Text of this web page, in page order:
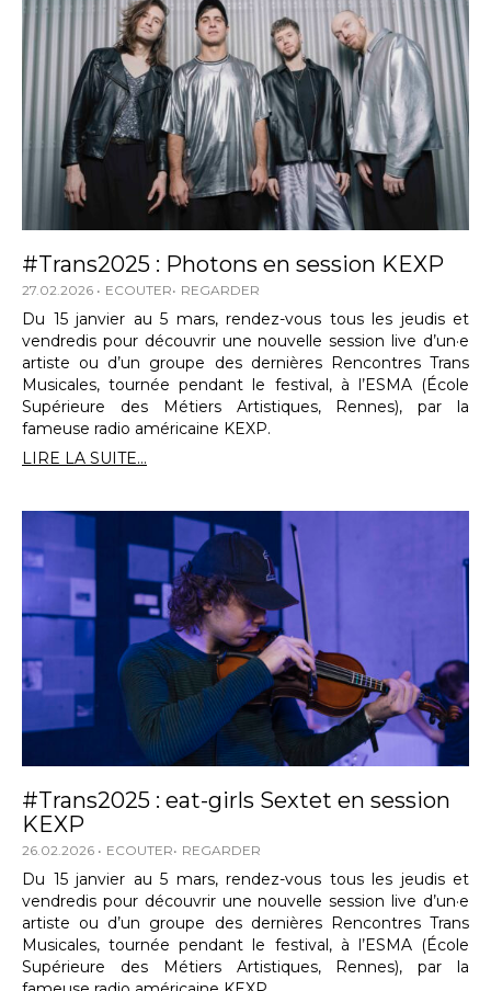
#Trans2025 : Photons en session KEXP
27.02.2026 ECOUTER REGARDER
Du 15 janvier au 5 mars, rendez-vous tous les jeudis et
vendredis pour découvrir une nouvelle session live d’un·e
artiste ou d’un groupe des dernières Rencontres Trans
Musicales, tournée pendant le festival, à l’ESMA (École
Supérieure des Métiers Artistiques, Rennes), par la
fameuse radio américaine KEXP.
LIRE LA SUITE...
#Trans2025 : eat-girls Sextet en session
KEXP
26.02.2026 ECOUTER REGARDER
Du 15 janvier au 5 mars, rendez-vous tous les jeudis et
vendredis pour découvrir une nouvelle session live d’un·e
artiste ou d’un groupe des dernières Rencontres Trans
Musicales, tournée pendant le festival, à l’ESMA (École
Supérieure des Métiers Artistiques, Rennes), par la